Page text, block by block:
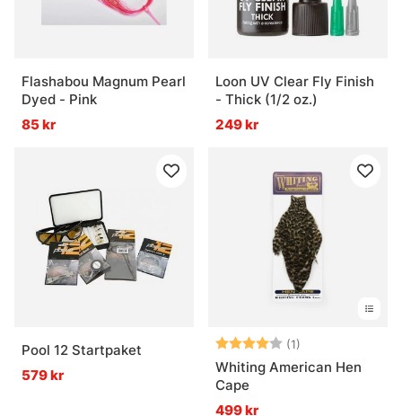
Flashabou Magnum Pearl
Dyed - Pink
85 kr
Loon UV Clear Fly Finish
- Thick (1/2 oz.)
249 kr
Pool 12 Startpaket
579 kr
Betyg: (1)
Whiting American Hen
Cape
499 kr